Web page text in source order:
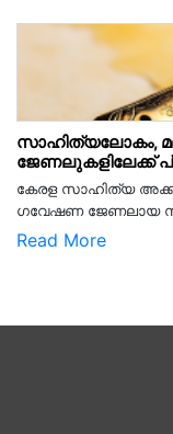
സാഹിത്യലോകം,
ജേണലുകളിലേക്ക്
കേരള സാഹിത്യ
ഗവേഷണ ജേണലായ
Read More